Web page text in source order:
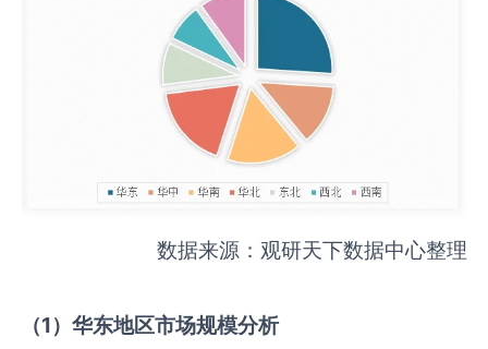
数据来源：观研天下数据中心整理
（1）华东地区市场规模分析